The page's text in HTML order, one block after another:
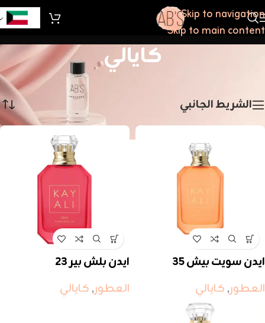
Skip to navigation
Skip to main content
كايالي
عرض ⁦18⁩ من كل النتائج
الشريط الجانبي
ايدن سويت بيش ٣٥
العطور, كايالي
ايدن بلش بير ٢٣
العطور, كايالي